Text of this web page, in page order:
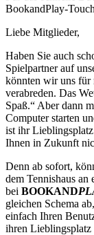
BookandPlay-
Liebe Mitglieder,
Haben Sie auch
Spielpartner auf
könnten wir uns für
verabreden. Das
Spaß.“ Aber dann
Computer starten
ist ihr
Ihnen in Zukunft
Denn ab sofort,
dem Tennishaus an
bei BOOKAND
gleichen Schema
einfach Ihren
ihren Lieblingsplatz